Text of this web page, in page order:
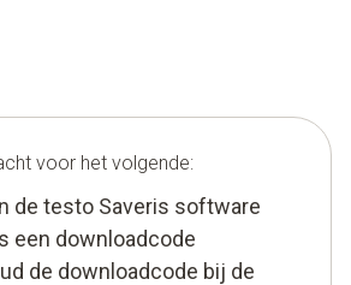
voor het volgende:
de testo Saveris software
een downloadcode
de downloadcode bij de